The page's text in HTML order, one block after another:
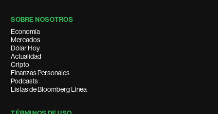
SOBRE NOSOTROS
Economía
Mercados
Dólar Hoy
Actualidad
Cripto
Finanzas Personales
Podcasts
Listas de Bloomberg Línea